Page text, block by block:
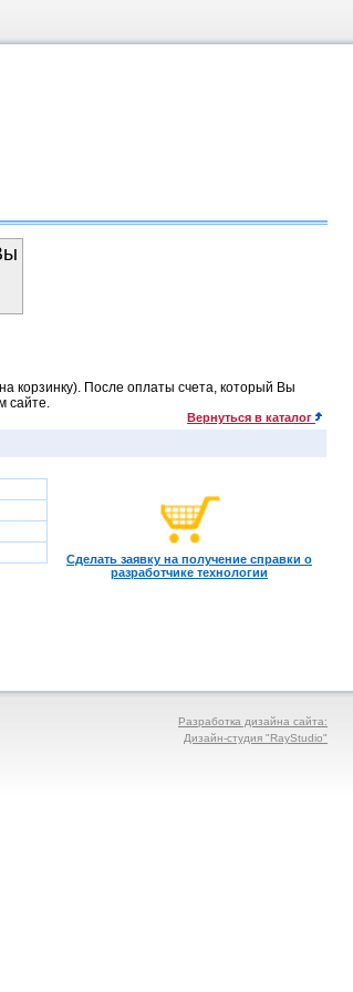
корзинку). После оплаты счета, который Вы
сайте.
Вернуться в каталог
Сделать заявку на получение справки о
разработчике технологии
Разработка дизайна сайта:
Дизайн-студия "RayStudio"